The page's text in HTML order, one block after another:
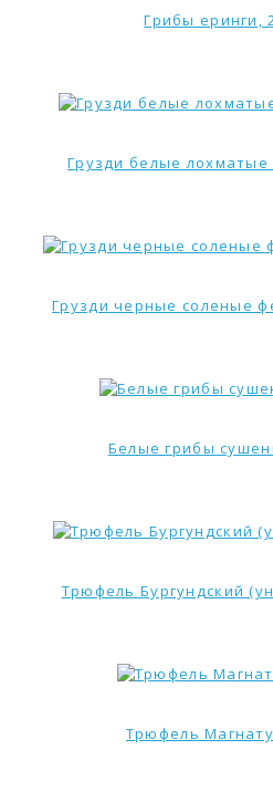
Грибы еринги,
Грузди белые лохматые
Грузди черные соленые
Белые грибы
Трюфель Бургундский
Трюфель